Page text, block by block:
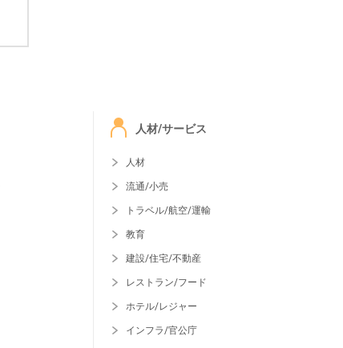
人材/サービス
人材
流通/小売
トラベル/航空/運輸
教育
建設/住宅/不動産
レストラン/フード
ホテル/レジャー
インフラ/官公庁